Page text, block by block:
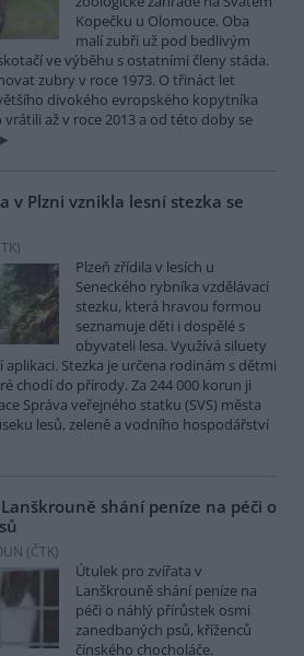
Kopečku u Olomouce. Oba
malí zubři už pod bedlivým
ve výběhu s ostatními členy stáda.
zubry v roce 1973. O třináct let
divokého evropského kopytníka
až v roce 2013 a od této doby se
v Plzni vznikla lesní stezka se
)
Plzeň zřídila v lesích u
Seneckého rybníka vzdělávací
stezku, která hravou formou
seznamuje děti i dospělé s
obyvateli lesa. Využívá siluety
Stezka je určena rodinám s dětmi
chodí do přírody. Za 244 000 korun ji
Správa veřejného statku (SVS) města
lesů, zeleně a vodního hospodářství
shání peníze na péči o
(ČTK)
Útulek pro zvířata v
Lanškrouně shání peníze na
péči o náhlý přírůstek osmi
zanedbaných psů, kříženců
čínského chocholáče.